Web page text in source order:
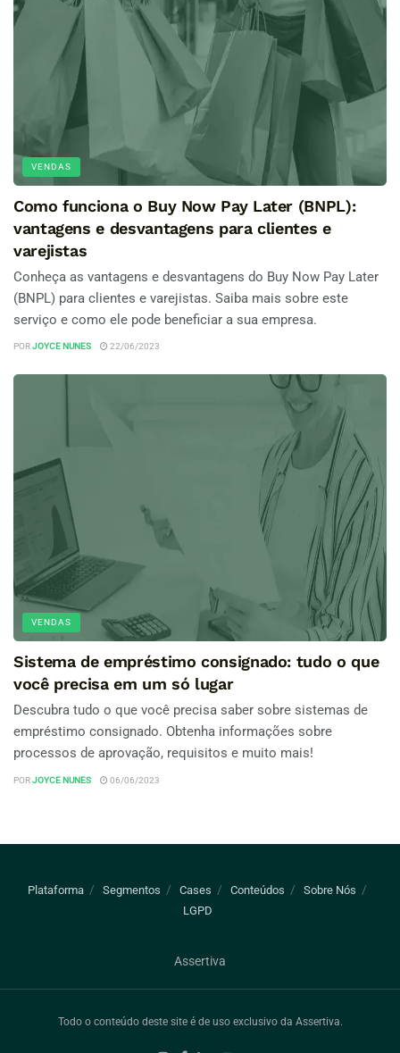
VENDAS
Como funciona o Buy Now Pay Later (BNPL):
vantagens e desvantagens para clientes e
varejistas
Conheça as vantagens e desvantagens do Buy Now Pay Later
(BNPL) para clientes e varejistas. Saiba mais sobre este
serviço e como ele pode beneficiar a sua empresa.
PORJOYCE NUNES 22/06/2023
VENDAS
Sistema de empréstimo consignado: tudo o que
você precisa em um só lugar
Descubra tudo o que você precisa saber sobre sistemas de
empréstimo consignado. Obtenha informações sobre
processos de aprovação, requisitos e muito mais!
PORJOYCE NUNES 06/06/2023
Plataforma Segmentos Cases Conteúdos
Sobre Nós
LGPD
Assertiva
Todo o conteúdo deste site é de uso exclusivo da Assertiva.